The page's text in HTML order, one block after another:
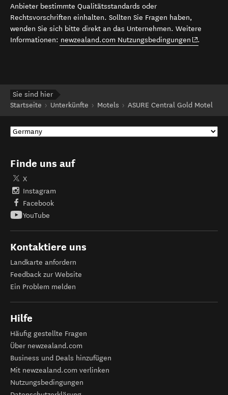
Anbieter bestimmte Qualitätsstandards oder
Rechtsvorschriften einhalten. Sollten Sie Fragen haben,
wenden Sie sich bitte direkt an das Unternehmen. Weitere
Informationen: newzealand.com Nutzungsbedingungen (opens in
.
Sie sind hier
Startseite
Unterkünfte Motels ASURE Central Gold Motel
Finde uns auf
X
Instagram
Facebook
YouTube
Kontaktiere uns
Landkarte anfordern
Feedback zur Website
Ein Problem melden
Hilfe
Häufig gestellte Fragen
Über newzealand.com
Business und Deals hinzufügen
Mit newzealand.com verlinken
Nutzungsbedingungen